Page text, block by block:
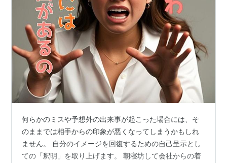
何らかのミスや予想外の出来事が起こった場合には、そ
のままでは相手からの印象が悪くなってしまうかもしれ
ません。 自分のイメージを回復するための自己呈示とし
ての「釈明」を取り上げます。 朝寝坊して会社からの着